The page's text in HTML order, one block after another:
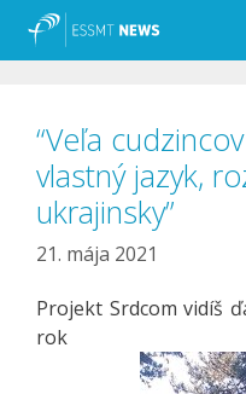
Preskočiť
“Veľa
vlastný jazyk,
ukrajinsky”
21. mája 2021
Projekt Srdcom vidíš
rok